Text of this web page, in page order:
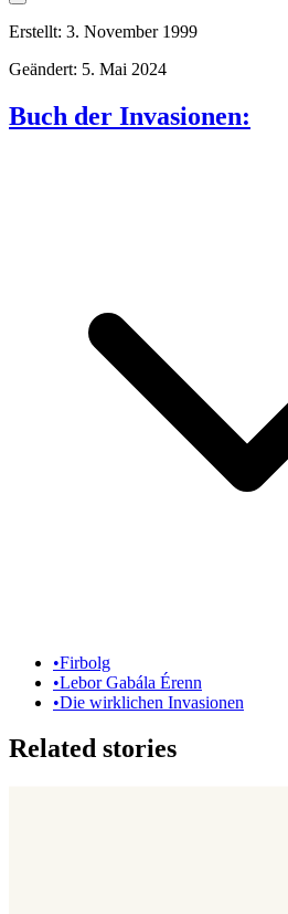
Erstellt: 3. November 1999
Geändert: 5. Mai 2024
Buch der Invasionen:
•Firbolg
•Lebor Gabála Érenn
•Die wirklichen Invasionen
Related stories